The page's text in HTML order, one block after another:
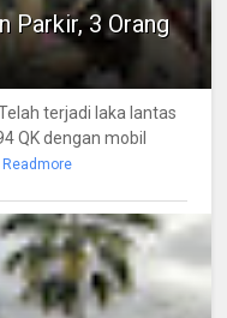
Parkir, 3 Orang
Telah terjadi laka lantas
QK dengan mobil
Readmore